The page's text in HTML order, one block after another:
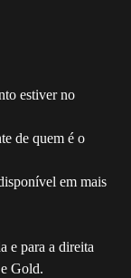
estiver no
de quem é o
em mais
e para a direita
Gold.